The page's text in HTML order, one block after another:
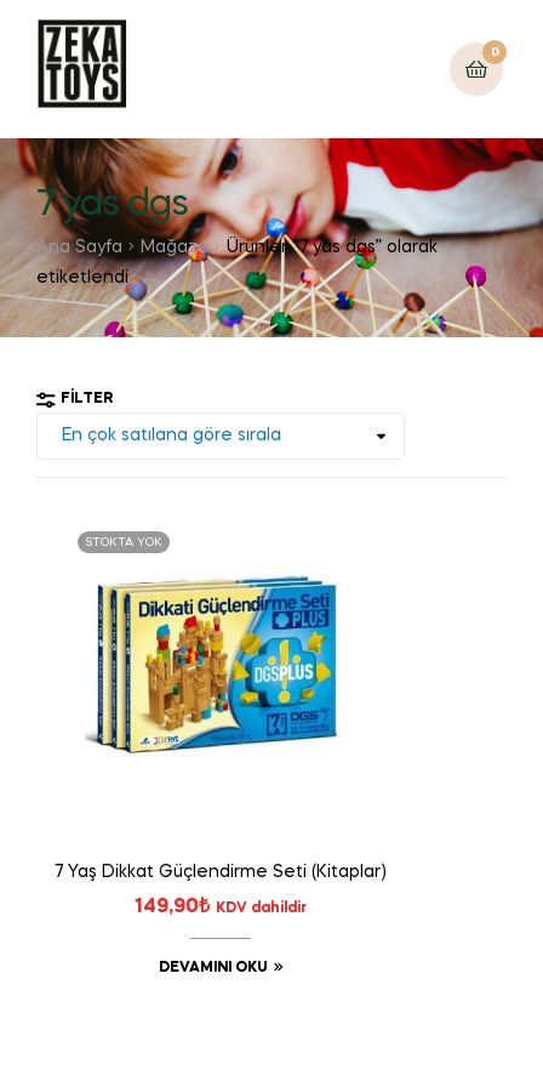
0
7 yas dgs
Ana Sayfa Mağaza
Ürünler “7 yas dgs” olarak
etiketlendi
FILTER
STOKTA YOK
7 Yaş Dikkat Güçlendirme Seti (Kitaplar)
149,90₺ KDV dahildir
DEVAMINI OKU